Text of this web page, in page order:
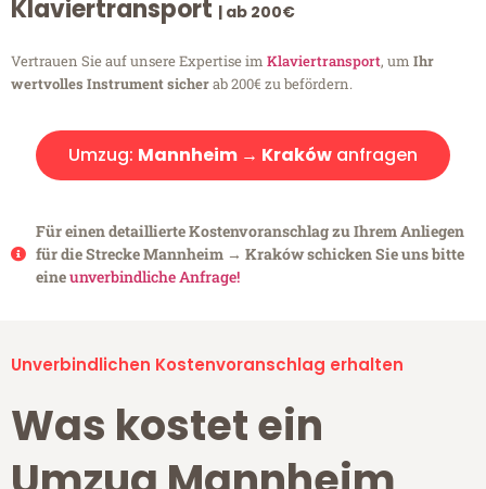
Klaviertransport | ab 200€
Vertrauen Sie auf unsere Expertise im Klaviertransport, um Ihr
wertvolles Instrument sicherab 200€ zu befördern.
Umzug: Mannheim → Kraków anfragen
Für einen detaillierte Kostenvoranschlag zu Ihrem Anliegen
für die Strecke Mannheim → Kraków schicken Sie uns bitte
eineunverbindliche Anfrage!
Unverbindlichen Kostenvoranschlag erhalten
Was kostet ein